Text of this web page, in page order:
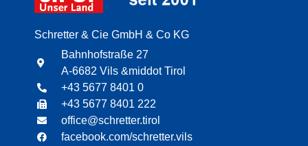
Schretter & Cie GmbH & Co KG
Bahnhofstraße 27
A-6682 Vils &middot Tirol
+43 5677 8401 0
+43 5677 8401 222
office@schretter.tirol
facebook.com/schretter.vils